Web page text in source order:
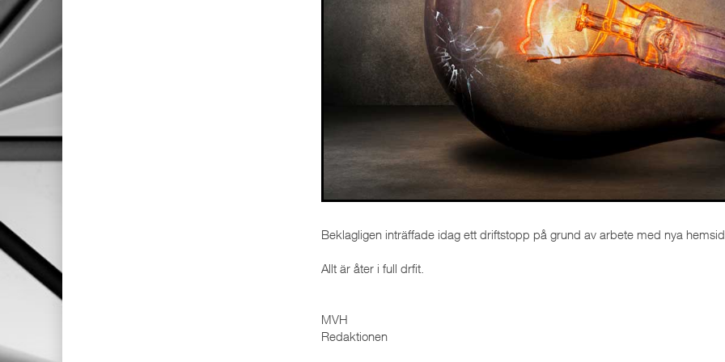
Beklagligen inträffade idag ett driftstopp på grund av arbete med nya
Allt är åter i full drfit.
MVH
Redaktionen